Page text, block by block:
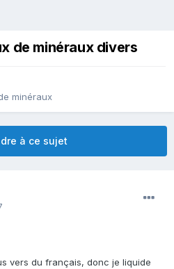
de minéraux divers
minéraux
à ce sujet
vers du français, donc je liquide